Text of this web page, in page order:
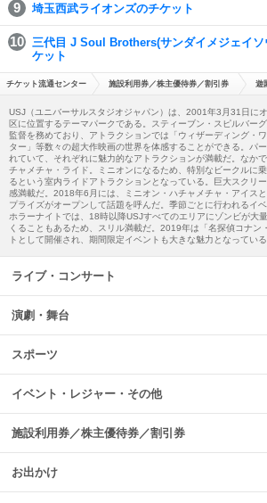
埼玉西武ライオンズのチケット
三代目 J Soul Brothers(サンダイメジェイソ
ケット
チケット流通センター 施設利用券／株主優待券／割引券 遊
USJ（ユニバーサルスタジオジャパン）は、2001年3月31日に
区に位置するテーマパークである。スティーブン・スピルバー
監督を務めており、アトラクションでは「ウィザーディング・
ター」等数々の超大作映画の世界を体感することができる。パ
れていて、それぞれに魅力的なアトラクションが満載だ。なか
チャメチャ・ライド。ミニオンになるため、特別なビークルに
るという室内ライドアトラクションとなっている。巨大スクリ
感満載だ。2018年6月には、ミニオン・ハチャメチャ・アイス
プライズがオープンして話題を呼んだ。季節ごとに行われるイ
ホラーナイトでは、18時以降USJすべてのエリアにゾンビが大
くることもあるため、スリル満載だ。2019年は「名探偵コナン
トとして開催され、期間限定イベントも大きな魅力となっている
ライブ・コンサート
演劇・舞台
スポーツ
イベント・レジャー・その他
施設利用券／株主優待券／割引券
お出かけ